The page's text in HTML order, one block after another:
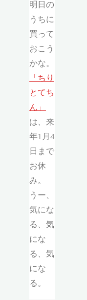
明日の
うちに
買って
おこう
かな。
「ちり
とてち
ん」
は、来
年1月4
日まで
お休
み。
うー、
気にな
る、気
にな
る、気
にな
る。